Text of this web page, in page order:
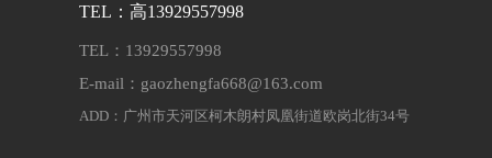
TEL：高13929557998
TEL：13929557998
E-mail：gaozhengfa668@163.com
ADD：广州市天河区柯木朗村凤凰街道欧岗北街34号